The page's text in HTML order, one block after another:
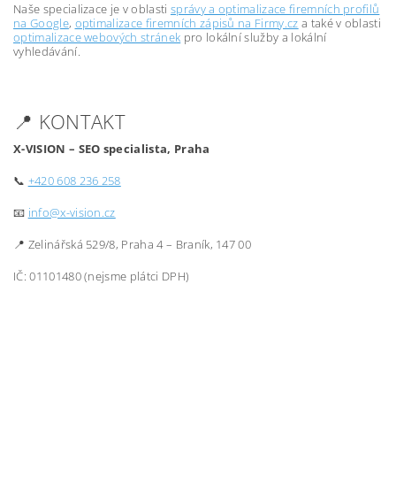
Naše specializace je v oblasti správy a optimalizace firemních profilů
na Google, optimalizace firemních zápisů na Firmy.cz a také v oblasti
optimalizace webových stránek pro lokální služby a lokální
vyhledávání.
📍 KONTAKT
X-VISION – SEO specialista, Praha
📞 +420 608 236 258
📧 info@x-vision.cz
📍 Zelinářská 529/8, Praha 4 – Braník, 147 00
IČ: 01101480 (nejsme plátci DPH)